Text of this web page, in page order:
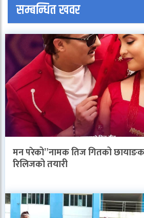
सम्बन्धित खवर
मन परेको”नामक तिज गितको
रिलिजको तयारी